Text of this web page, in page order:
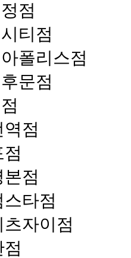
점
티점
폴리스점
문점
점
점
타점
자이점